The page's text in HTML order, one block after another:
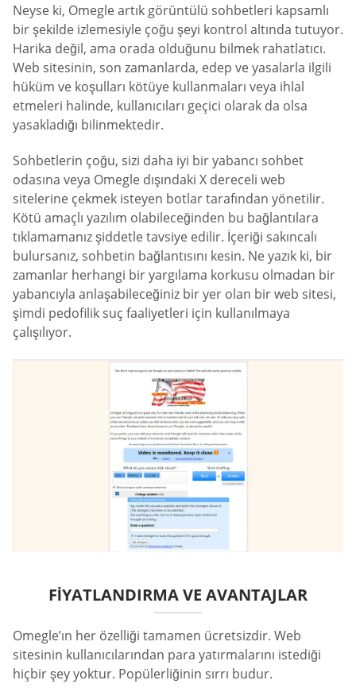
Neyse ki, Omegle artık görüntülü sohbetleri kapsamlı
bir şekilde izlemesiyle çoğu şeyi kontrol altında tutuyor.
Harika değil, ama orada olduğunu bilmek rahatlatıcı.
Web sitesinin, son zamanlarda, edep ve yasalarla ilgili
hüküm ve koşulları kötüye kullanmaları veya ihlal
etmeleri halinde, kullanıcıları geçici olarak da olsa
yasakladığı bilinmektedir.
Sohbetlerin çoğu, sizi daha iyi bir yabancı sohbet
odasına veya Omegle dışındaki X dereceli web
sitelerine çekmek isteyen botlar tarafından yönetilir.
Kötü amaçlı yazılım olabileceğinden bu bağlantılara
tıklamamanız şiddetle tavsiye edilir. İçeriği sakıncalı
bulursanız, sohbetin bağlantısını kesin. Ne yazık ki, bir
zamanlar herhangi bir yargılama korkusu olmadan bir
yabancıyla anlaşabileceğiniz bir yer olan bir web sitesi,
şimdi pedofilik suç faaliyetleri için kullanılmaya
çalışılıyor.
FIYATLANDIRMA VE AVANTAJLAR
Omegle’ın her özelliği tamamen ücretsizdir. Web
sitesinin kullanıcılarından para yatırmalarını istediği
hiçbir şey yoktur. Popülerliğinin sırrı budur.